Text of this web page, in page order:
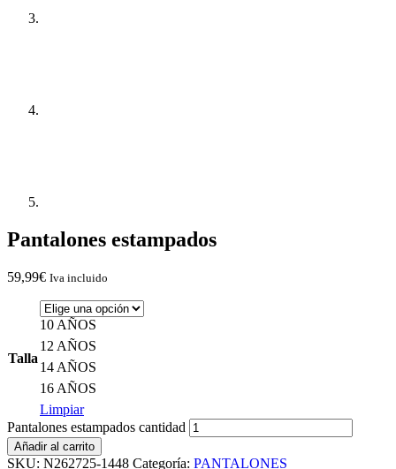
Pantalones estampados
59,99€ Iva incluido
Talla
10 AÑOS
12 AÑOS
14 AÑOS
16 AÑOS
Limpiar
Pantalones estampados cantidad
Añadir al carrito
SKU: N262725-1448 Categoría: PANTALONES